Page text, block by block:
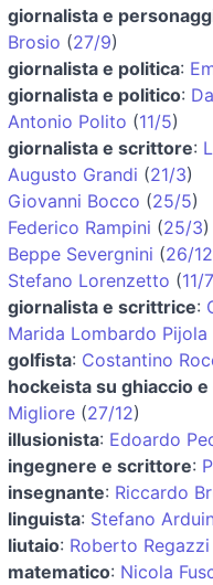
giornalista e
Brosio (27/9)
giornalista e politica:
giornalista e politico:
Antonio Polito (11/5)
giornalista e scrittore:
Augusto Grandi (21/3)
Giovanni Bocco (25/5)
Federico Rampini (25/3)
Beppe Severgnini (26/12
Stefano Lorenzetto (11/7
giornalista e scrittrice:
Marida Lombardo Pijola
golfista: Costantino
hockeista su ghiaccio
Migliore (27/12)
illusionista: Edoardo
ingegnere e scrittore:
insegnante: Riccardo
linguista: Stefano
liutaio: Roberto Regazzi
matematico: Nicola